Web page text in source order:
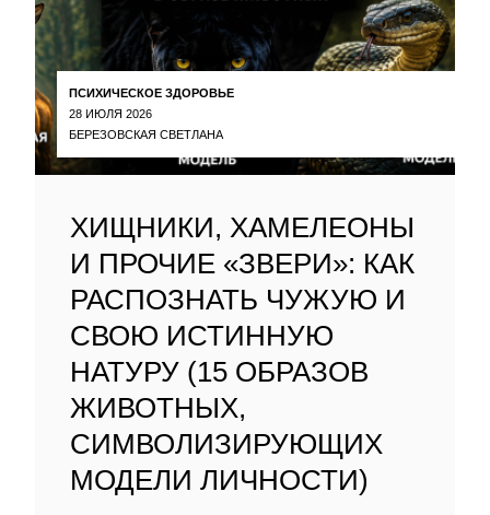
ПСИХИЧЕСКОЕ ЗДОРОВЬЕ
28 ИЮЛЯ 2026
БЕРЕЗОВСКАЯ СВЕТЛАНА
ХИЩНИКИ, ХАМЕЛЕОНЫ
И ПРОЧИЕ «ЗВЕРИ»: КАК
РАСПОЗНАТЬ ЧУЖУЮ И
СВОЮ ИСТИННУЮ
НАТУРУ (15 ОБРАЗОВ
ЖИВОТНЫХ,
СИМВОЛИЗИРУЮЩИХ
МОДЕЛИ ЛИЧНОСТИ)